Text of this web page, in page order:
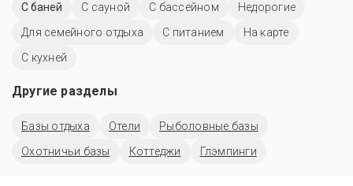
С баней С сауной С бассейном
Недорогие
Для семейного отдыха
С питанием
На карте
С кухней
Другие разделы
Базы отдыха Отели
Рыболовные базы
Охотничьи базы
Коттеджи Глэмпинги